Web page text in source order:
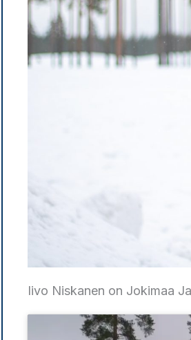
Iivo Niskanen on Jokimaa